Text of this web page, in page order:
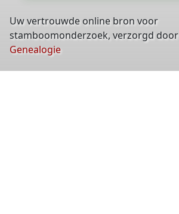
Uw vertrouwde online bron voor
stamboomonderzoek, verzorgd door
Genealogie